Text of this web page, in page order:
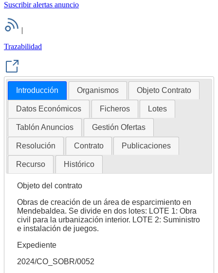
Suscribir alertas anuncio
|
Trazabilidad
Introducción Organismos Objeto Contrato
Datos Económicos Ficheros Lotes
Tablón Anuncios Gestión Ofertas
Resolución Contrato Publicaciones
Recurso Histórico
Objeto del contrato
Obras de creación de un área de esparcimiento en
Mendebaldea. Se divide en dos lotes: LOTE 1: Obra
civil para la urbanización interior. LOTE 2: Suministro
e instalación de juegos.
Expediente
2024/CO_SOBR/0052